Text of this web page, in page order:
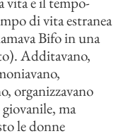
di vita estranea
Bifo in una
Additavano,
organizzavano
ma
le donne